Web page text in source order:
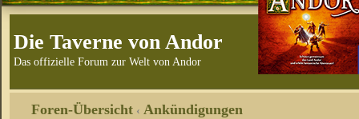
Die Taverne von Andor
Das offizielle Forum zur Welt von Andor
Foren-Übersicht ‹ Ankündigungen